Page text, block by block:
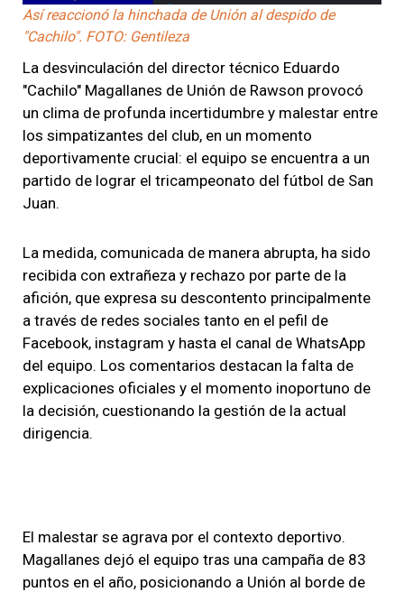
Así reaccionó la hinchada de Unión al despido de
"Cachilo". FOTO: Gentileza
La desvinculación del director técnico Eduardo
"Cachilo" Magallanes de Unión de Rawson provocó
un clima de profunda incertidumbre y malestar entre
los simpatizantes del club, en un momento
deportivamente crucial: el equipo se encuentra a un
partido de lograr el tricampeonato del fútbol de San
Juan.
La medida, comunicada de manera abrupta, ha sido
recibida con extrañeza y rechazo por parte de la
afición, que expresa su descontento principalmente
a través de redes sociales tanto en el pefil de
Facebook, instagram y hasta el canal de WhatsApp
del equipo. Los comentarios destacan la falta de
explicaciones oficiales y el momento inoportuno de
la decisión, cuestionando la gestión de la actual
dirigencia.
El malestar se agrava por el contexto deportivo.
Magallanes dejó el equipo tras una campaña de 83
puntos en el año, posicionando a Unión al borde de